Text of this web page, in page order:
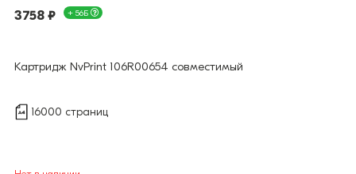
3758 ₽ + 56Б
Картридж NvPrint 106R00654 совместимый
16000 страниц